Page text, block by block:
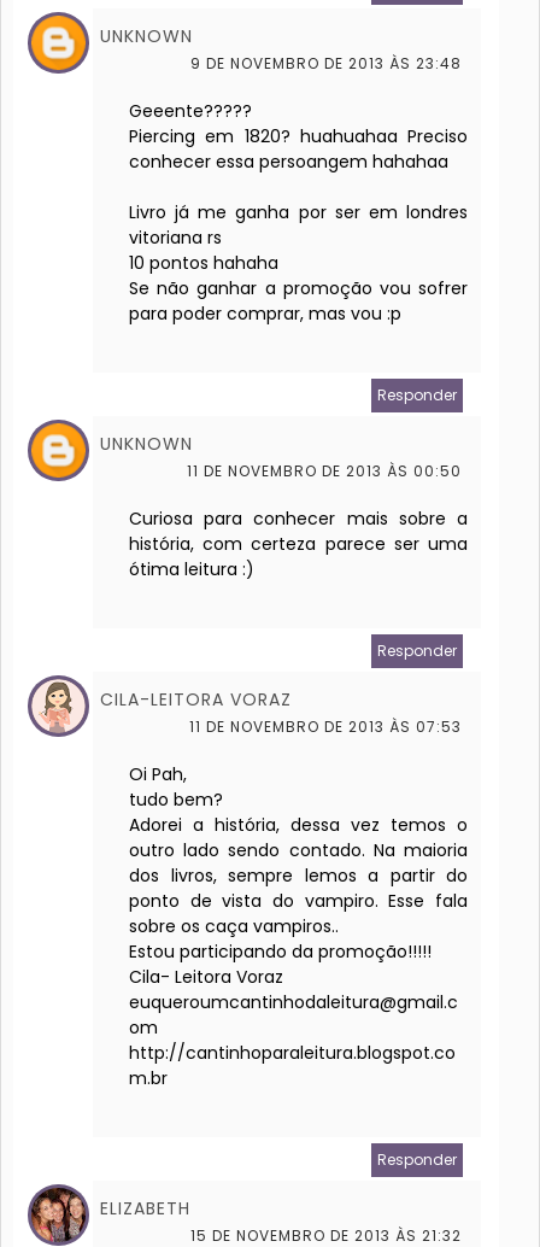
UNKNOWN
9 DE NOVEMBRO DE 2013 ÀS 23:48
Geeente?????
Piercing em 1820? huahuahaa Preciso
conhecer essa persoangem hahahaa
Livro já me ganha por ser em londres
vitoriana rs
10 pontos hahaha
Se não ganhar a promoção vou sofrer
para poder comprar, mas vou :p
Responder
UNKNOWN
11 DE NOVEMBRO DE 2013 ÀS 00:50
Curiosa para conhecer mais sobre a
história, com certeza parece ser uma
ótima leitura :)
Responder
CILA-LEITORA VORAZ
11 DE NOVEMBRO DE 2013 ÀS 07:53
Oi Pah,
tudo bem?
Adorei a história, dessa vez temos o
outro lado sendo contado. Na maioria
dos livros, sempre lemos a partir do
ponto de vista do vampiro. Esse fala
sobre os caça vampiros..
Estou participando da promoção!!!!!
Cila- Leitora Voraz
euqueroumcantinhodaleitura@gmail.c
om
http://cantinhoparaleitura.blogspot.co
m.br
Responder
ELIZABETH
15 DE NOVEMBRO DE 2013 ÀS 21:32